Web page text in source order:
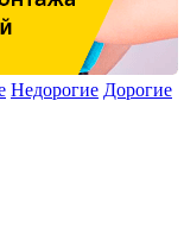
Недорогие Дорогие